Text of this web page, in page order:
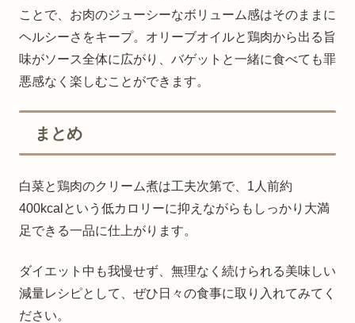
ことで、お肉のジューシーなボリューム感はそのままに
ヘルシーさをキープ。オリーブオイルと鶏肉から出る旨
味がソース全体に広がり、バゲットと一緒に食べても罪
悪感なく楽しむことができます。
まとめ
白菜と鶏肉のクリーム煮は工夫次第で、1人前約
400kcalという低カロリーに抑えながらもしっかり大満
足できる一品に仕上がります。
ダイエット中も我慢せず、無理なく続けられる美味しい
減量レシピとして、ぜひ日々の食事に取り入れてみてく
ださい。